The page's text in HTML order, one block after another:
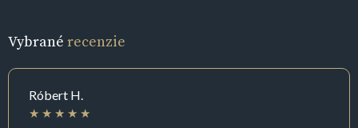
Vybrané recenzie
Róbert H.